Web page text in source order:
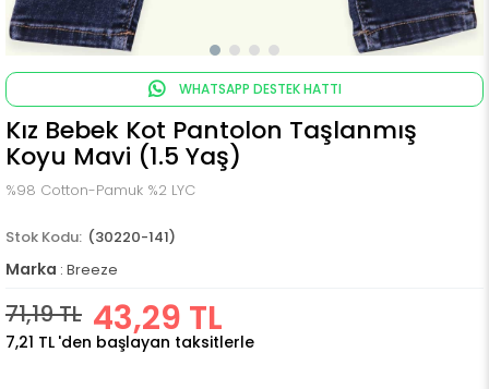
WHATSAPP DESTEK HATTI
Kız Bebek Kot Pantolon Taşlanmış
Koyu Mavi (1.5 Yaş)
%98 Cotton-Pamuk %2 LYC
(30220-141)
Marka : Breeze
71,19 TL 43,29 TL
7,21 TL 'den başlayan taksitlerle